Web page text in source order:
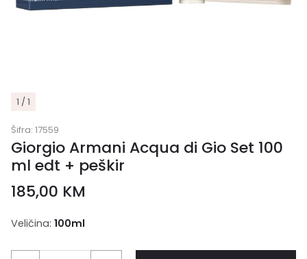
1 / 1
Šifra: 17559
Giorgio Armani Acqua di Gio Set 100
ml edt + peškir
185,00 KM
Veličina: 100ml